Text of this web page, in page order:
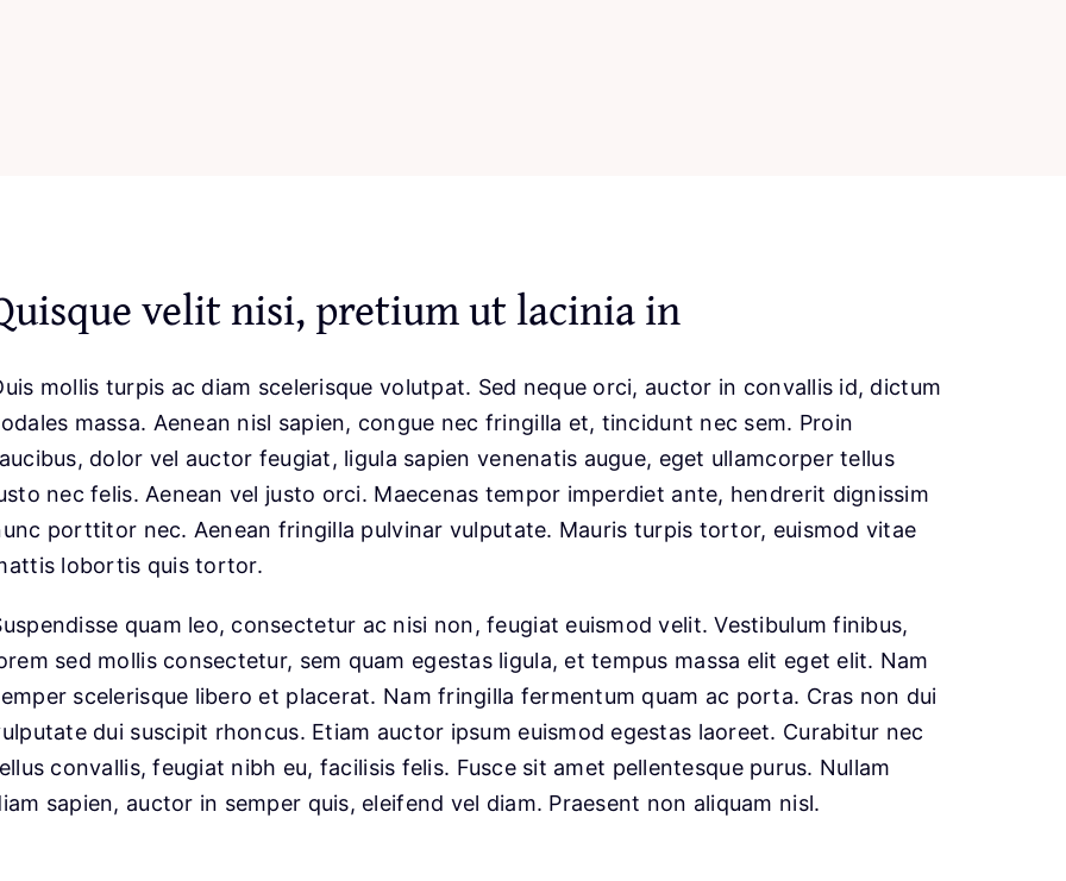
velit nisi, pretium ut lacinia in
mollis turpis ac diam scelerisque volutpat. Sed neque orci, auctor in convallis id, dictum
massa. Aenean nisl sapien, congue nec fringilla et, tincidunt nec sem. Proin
dolor vel auctor feugiat, ligula sapien venenatis augue, eget ullamcorper tellus
nec felis. Aenean vel justo orci. Maecenas tempor imperdiet ante, hendrerit dignissim
porttitor nec. Aenean fringilla pulvinar vulputate. Mauris turpis tortor, euismod vitae
lobortis quis tortor.
quam leo, consectetur ac nisi non, feugiat euismod velit. Vestibulum finibus,
sed mollis consectetur, sem quam egestas ligula, et tempus massa elit eget elit. Nam
scelerisque libero et placerat. Nam fringilla fermentum quam ac porta. Cras non dui
dui suscipit rhoncus. Etiam auctor ipsum euismod egestas laoreet. Curabitur nec
convallis, feugiat nibh eu, facilisis felis. Fusce sit amet pellentesque purus. Nullam
sapien, auctor in semper quis, eleifend vel diam. Praesent non aliquam nisl.